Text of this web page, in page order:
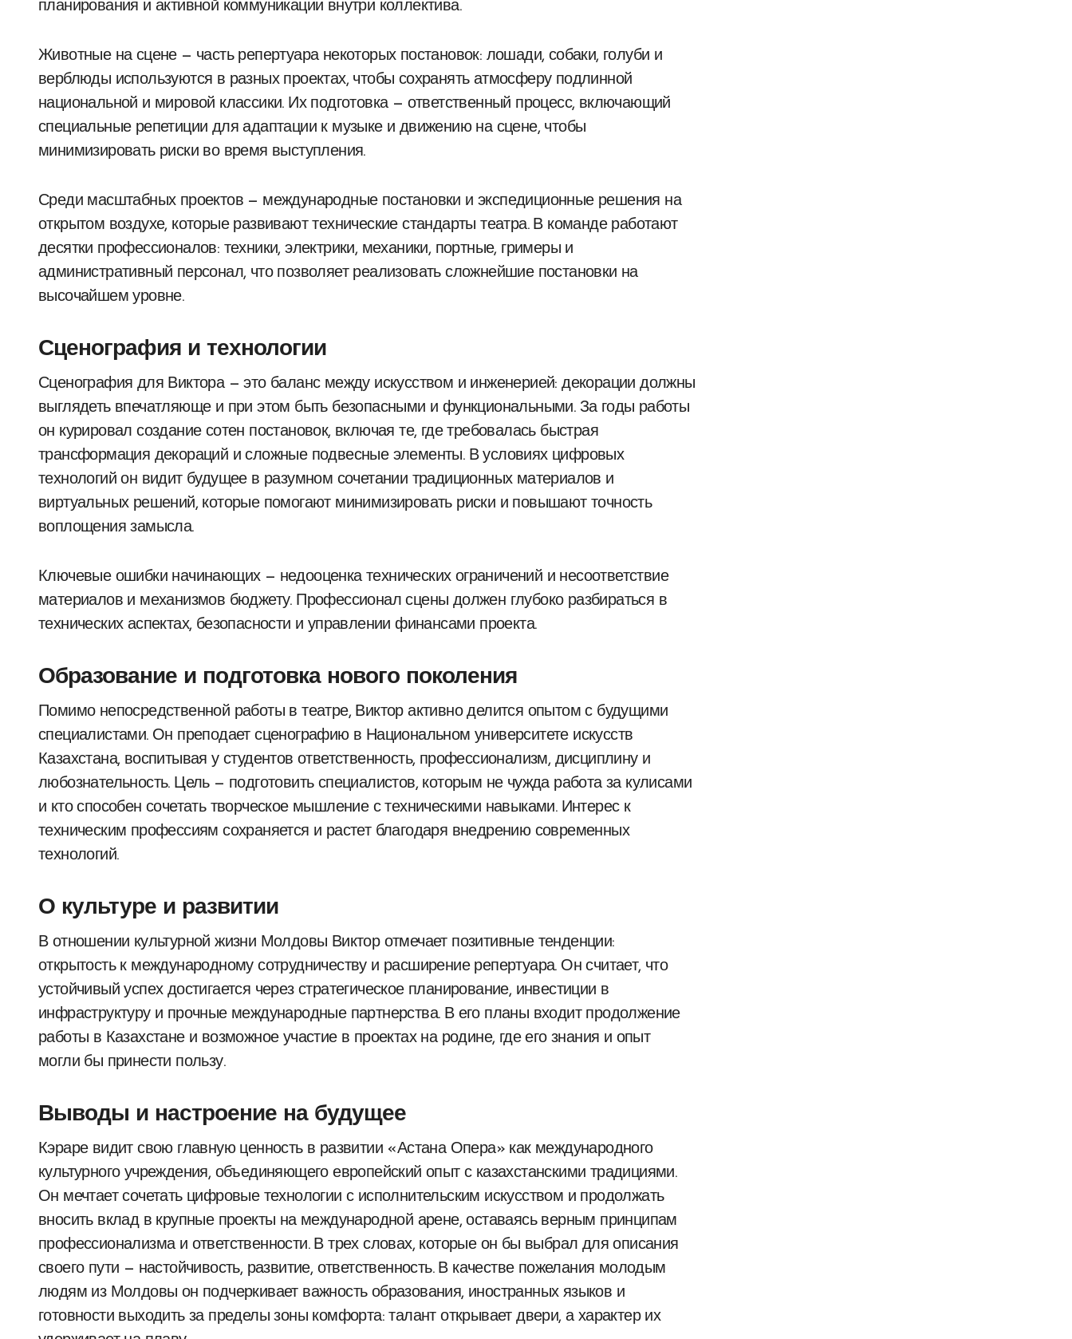
планирования и активной коммуникации внутри коллектива.
Животные на сцене — часть репертуара некоторых постановок: лошади, собаки, голуби и
верблюды используются в разных проектах, чтобы сохранять атмосферу подлинной
национальной и мировой классики. Их подготовка — ответственный процесс, включающий
специальные репетиции для адаптации к музыке и движению на сцене, чтобы
минимизировать риски во время выступления.
Среди масштабных проектов — международные постановки и экспедиционные решения на
открытом воздухе, которые развивают технические стандарты театра. В команде работают
десятки профессионалов: техники, электрики, механики, портные, гримеры и
административный персонал, что позволяет реализовать сложнейшие постановки на
высочайшем уровне.
Сценография и технологии
Сценография для Виктора — это баланс между искусством и инженерией: декорации должны
выглядеть впечатляюще и при этом быть безопасными и функциональными. За годы работы
он курировал создание сотен постановок, включая те, где требовалась быстрая
трансформация декораций и сложные подвесные элементы. В условиях цифровых
технологий он видит будущее в разумном сочетании традиционных материалов и
виртуальных решений, которые помогают минимизировать риски и повышают точность
воплощения замысла.
Ключевые ошибки начинающих — недооценка технических ограничений и несоответствие
материалов и механизмов бюджету. Профессионал сцены должен глубоко разбираться в
технических аспектах, безопасности и управлении финансами проекта.
Образование и подготовка нового поколения
Помимо непосредственной работы в театре, Виктор активно делится опытом с будущими
специалистами. Он преподает сценографию в Национальном университете искусств
Казахстана, воспитывая у студентов ответственность, профессионализм, дисциплину и
любознательность. Цель — подготовить специалистов, которым не чужда работа за кулисами
и кто способен сочетать творческое мышление с техническими навыками. Интерес к
техническим профессиям сохраняется и растет благодаря внедрению современных
технологий.
О культуре и развитии
В отношении культурной жизни Молдовы Виктор отмечает позитивные тенденции:
открытость к международному сотрудничеству и расширение репертуара. Он считает, что
устойчивый успех достигается через стратегическое планирование, инвестиции в
инфраструктуру и прочные международные партнерства. В его планы входит продолжение
работы в Казахстане и возможное участие в проектах на родине, где его знания и опыт
могли бы принести пользу.
Выводы и настроение на будущее
Кэраре видит свою главную ценность в развитии «Астана Опера» как международного
культурного учреждения, объединяющего европейский опыт с казахстанскими традициями.
Он мечтает сочетать цифровые технологии с исполнительским искусством и продолжать
вносить вклад в крупные проекты на международной арене, оставаясь верным принципам
профессионализма и ответственности. В трех словах, которые он бы выбрал для описания
своего пути — настойчивость, развитие, ответственность. В качестве пожелания молодым
людям из Молдовы он подчеркивает важность образования, иностранных языков и
готовности выходить за пределы зоны комфорта: талант открывает двери, а характер их